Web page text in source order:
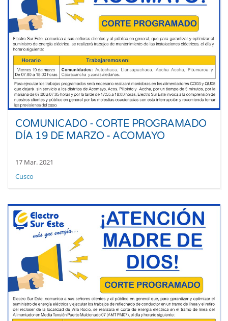
COMUNICADO - CORTE PROGRAMADO
DÍA 19 DE MARZO - ACOMAYO
17 Mar. 2021
Cusco